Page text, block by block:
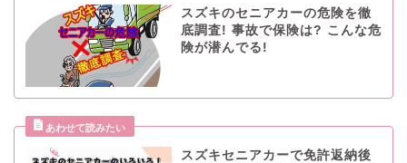
スズキのセニアカーの危険を徹
底調査! 事故で保険は? こんな危
険が潜んでる!
スズキセニアカーで免許返納後